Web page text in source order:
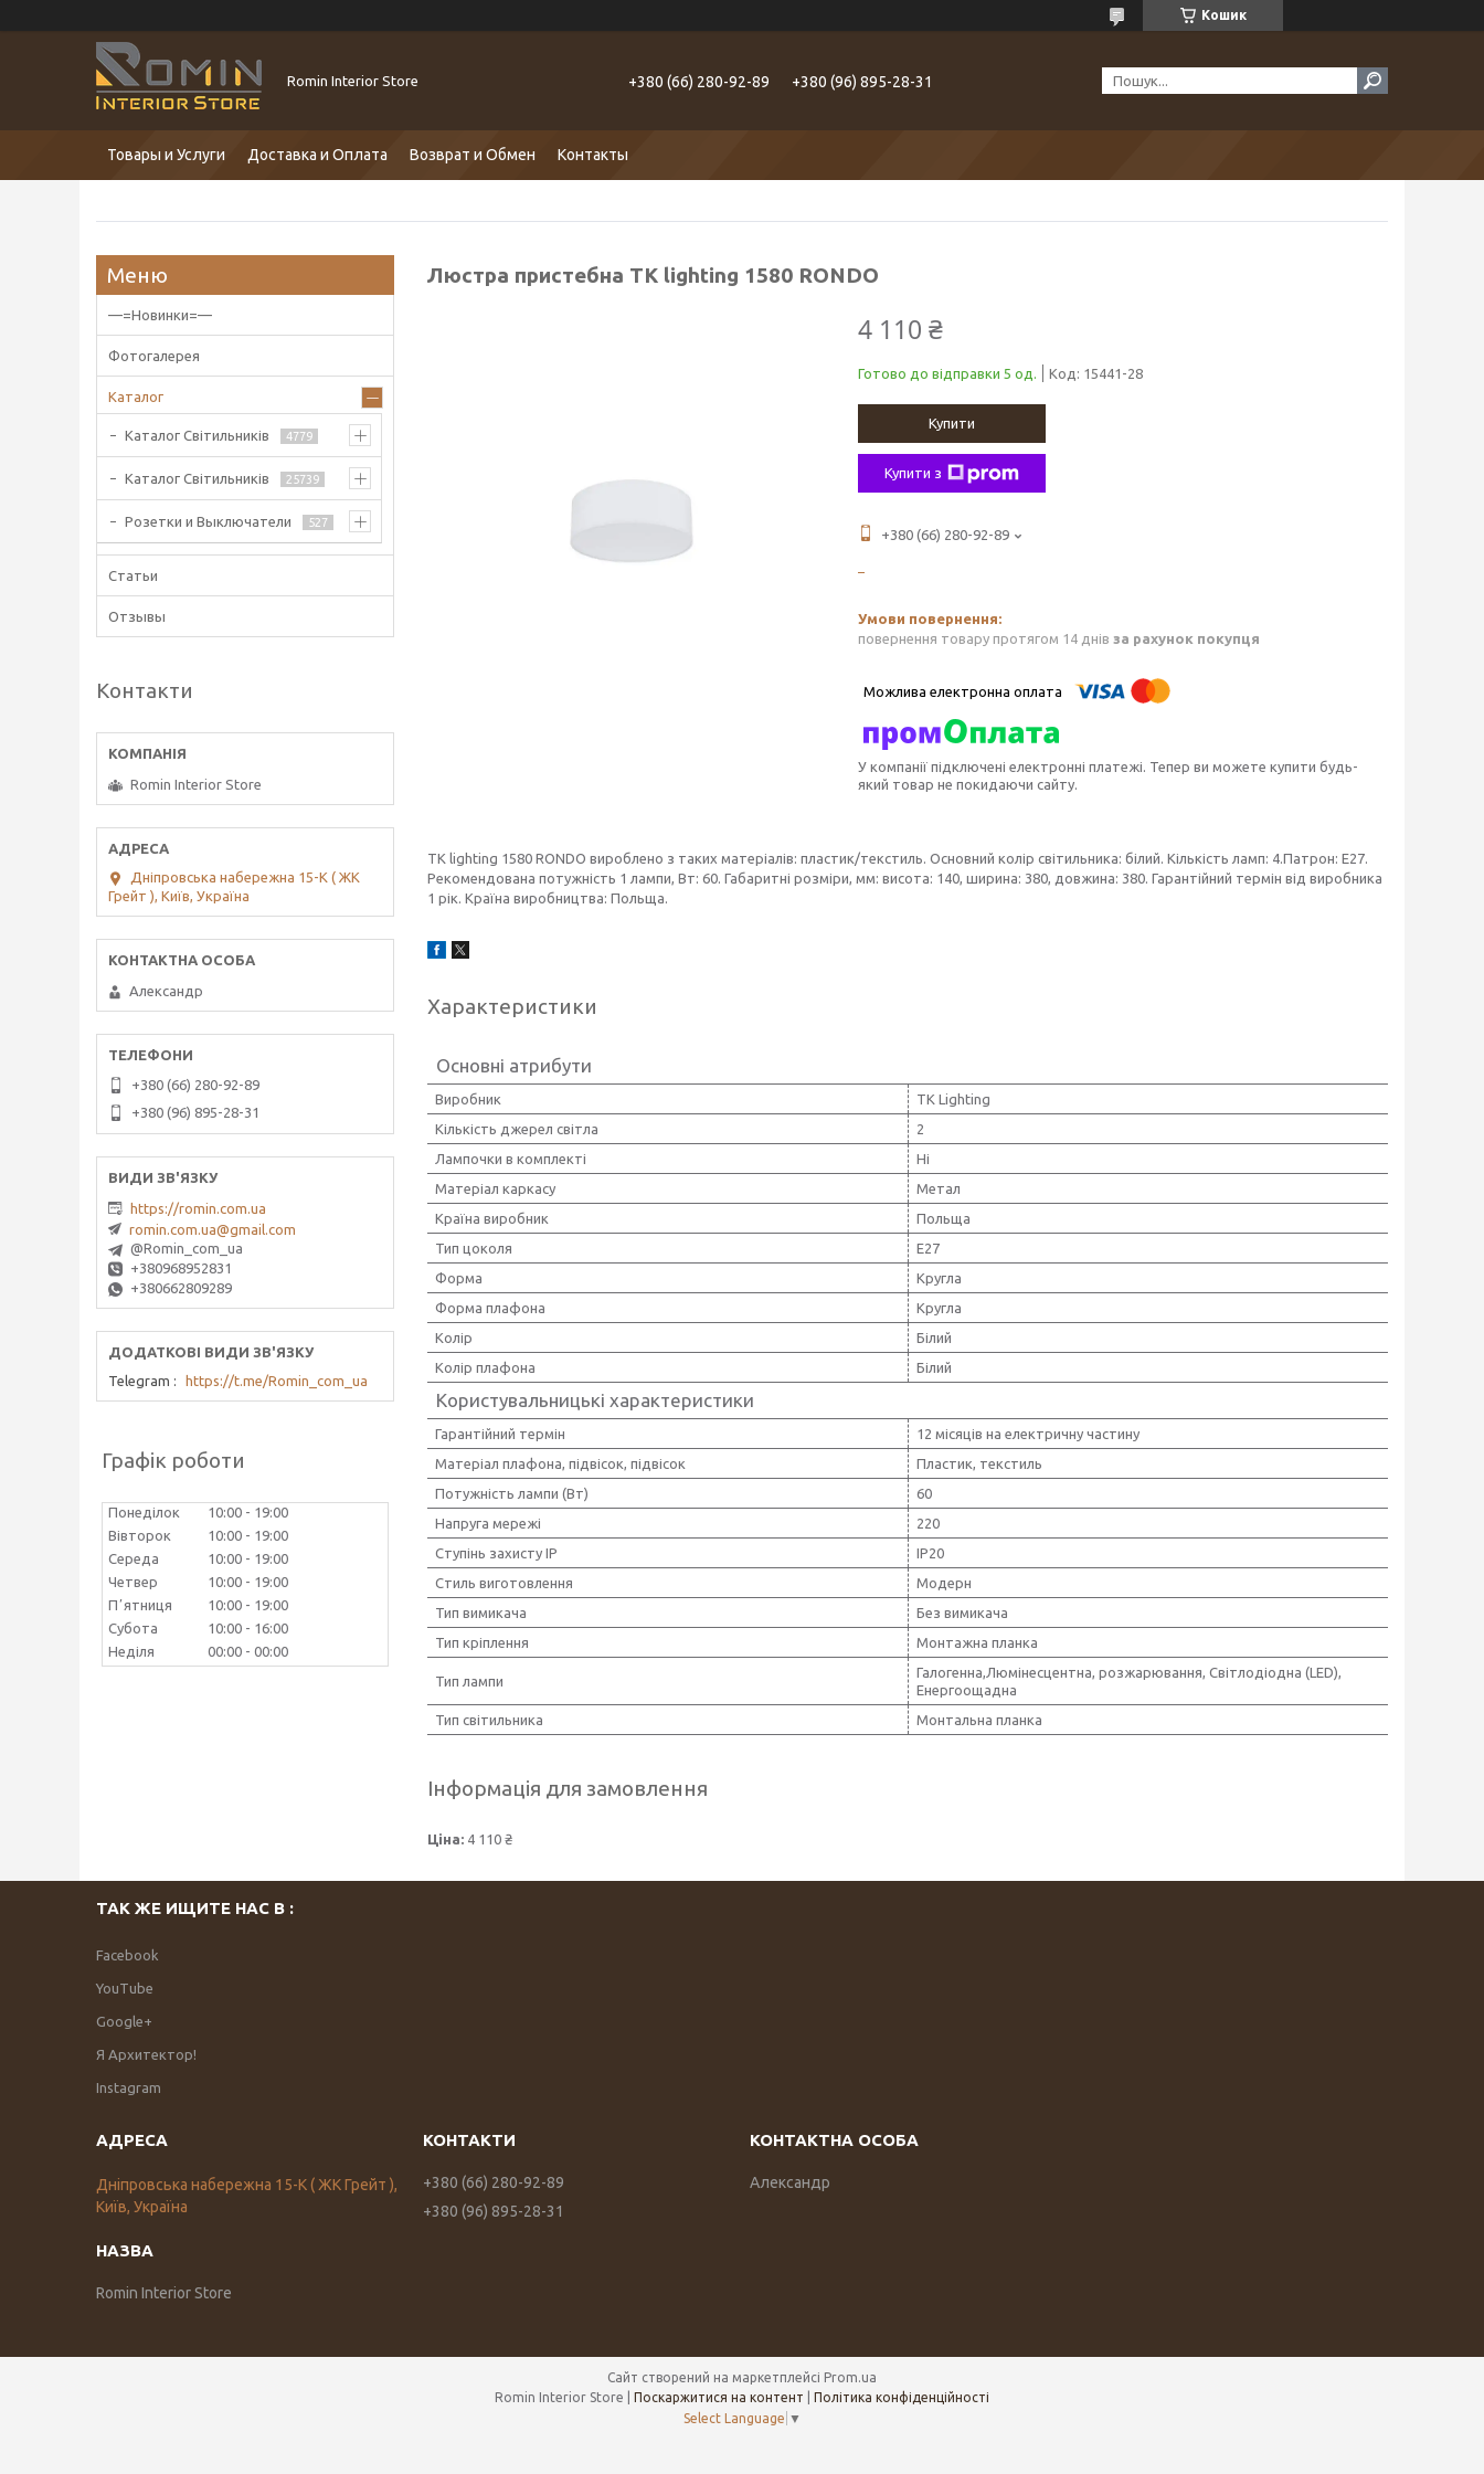
Кошик
Romin Interior Store +380 (66) 280-92-89 +380 (96) 895-28-31
Товары и Услуги Доставка и Оплата Возврат и Обмен Контакты
Люстра пристебна TK lighting 1580 RONDO
4 110 ₴
Готово до відправки 5 од. Код: 15441-28
Купити
Купити з
+380 (66) 280-92-89
повернення товару протягом 14 днів за рахунок покупця
У компанії підключені електронні платежі. Тепер ви можете купити будь-
який товар не покидаючи сайту.
TK lighting 1580 RONDO вироблено з таких матеріалів: пластик/текстиль. Основний колір світильника: білий. Кількість ламп: 4.Патрон: E27.
Рекомендована потужність 1 лампи, Вт: 60. Габаритні розміри, мм: висота: 140, ширина: 380, довжина: 380. Гарантійний термін від виробника
1 рік. Країна виробництва: Польща.
Характеристики
Основні атрибути
Виробник
TK Lighting
Кількість джерел світла
2
Лампочки в комплекті
Ні
Матеріал каркасу
Метал
Країна виробник
Польща
Тип цоколя
E27
Форма
Кругла
Форма плафона
Кругла
Колір
Білий
Колір плафона
Білий
Користувальницькі характеристики
Гарантійний термін
12 місяців на електричну частину
Матеріал плафона, підвісок, підвісок
Пластик, текстиль
Потужність лампи (Вт)
60
Напруга мережі
220
Ступінь захисту IP
IP20
Стиль виготовлення
Модерн
Тип вимикача
Без вимикача
Тип кріплення
Монтажна планка
Тип лампи
Галогенна,Люмінесцентна, розжарювання, Світлодіодна (LED),
Енергоощадна
Тип світильника
Монтальна планка
Інформація для замовлення
Ціна: 4 110 ₴
—=Новинки=—
Фотогалерея
Каталог
Каталог Світильників 4779
Каталог Світильників 25739
Розетки и Выключатели 527
Статьи
Отзывы
Контакти
Romin Interior Store
Дніпровська набережна 15-К ( ЖК
Грейт ), Київ, Україна
Александр
+380 (66) 280-92-89
+380 (96) 895-28-31
https://romin.com.ua
romin.com.ua@gmail.com
@Romin_com_ua
+380968952831
+380662809289
Telegram https://t.me/Romin_com_ua
Графік роботи
Понеділок 10:00
19:00
Вівторок
10:00
19:00
Середа
10:00
19:00
Четвер
10:00
19:00
Пʼятниця
10:00
19:00
Субота
10:00
16:00
Неділя
00:00 00:00
ТАК ЖЕ ИЩИТЕ НАС В :
Facebook
YouTube
Google+
Я Архитектор!
Instagram
Дніпровська набережна 15-К ( ЖК Грейт ),
Київ, Україна
Romin Interior Store
+380 (66) 280-92-89
+380 (96) 895-28-31
Александр
Сайт створений на маркетплейсі Prom.ua
Поскаржитися на контент
Політика конфіденційності
Select Language ▼